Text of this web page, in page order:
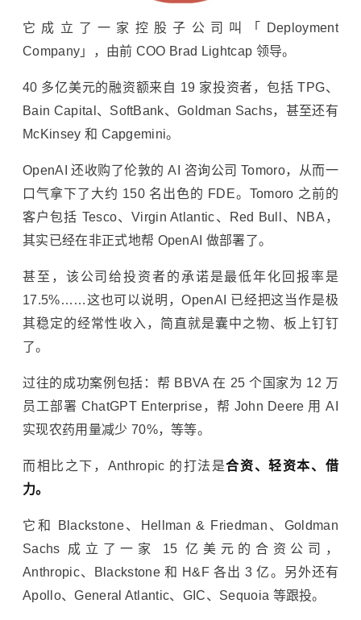
它成立了一家控股子公司叫「Deployment
Company」，由前 COO Brad Lightcap 领导。
40 多亿美元的融资额来自 19 家投资者，包括 TPG、
Bain Capital、SoftBank、Goldman Sachs，甚至还有
McKinsey 和 Capgemini。
OpenAI 还收购了伦敦的 AI 咨询公司 Tomoro，从而一
口气拿下了大约 150 名出色的 FDE。Tomoro 之前的
客户包括 Tesco、Virgin Atlantic、Red Bull、NBA，
其实已经在非正式地帮 OpenAI 做部署了。
甚至，该公司给投资者的承诺是最低年化回报率是
17.5%……这也可以说明，OpenAI 已经把这当作是极
其稳定的经常性收入，简直就是囊中之物、板上钉钉
了。
过往的成功案例包括：帮 BBVA 在 25 个国家为 12 万
员工部署 ChatGPT Enterprise，帮 John Deere 用 AI
实现农药用量减少 70%，等等。
而相比之下，Anthropic 的打法是合资、轻资本、借
力。
它和 Blackstone、Hellman & Friedman、Goldman
Sachs 成立了一家 15 亿美元的合资公司，
Anthropic、Blackstone 和 H&F 各出 3 亿。另外还有
Apollo、General Atlantic、GIC、Sequoia 等跟投。